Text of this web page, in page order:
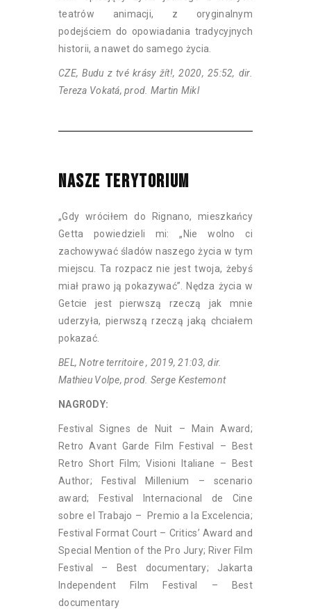
teatrów animacji, z oryginalnym
podejściem do opowiadania tradycyjnych
historii, a nawet do samego życia.
CZE, Budu z tvé krásy žít!, 2020, 25:52, dir.
Tereza Vokatá, prod. Martin Mikl
NASZE TERYTORIUM
„Gdy wróciłem do Rignano, mieszkańcy
Getta powiedzieli mi: „Nie wolno ci
zachowywać śladów naszego życia w tym
miejscu. Ta rozpacz nie jest twoja, żebyś
miał prawo ją pokazywać”. Nędza życia w
Getcie jest pierwszą rzeczą jak mnie
uderzyła, pierwszą rzeczą jaką chciałem
pokazać.
BEL, Notre territoire , 2019, 21:03, dir.
Mathieu Volpe, prod. Serge Kestemont
NAGRODY:
Festival Signes de Nuit – Main Award;
Retro Avant Garde Film Festival – Best
Retro Short Film; Visioni Italiane – Best
Author; Festival Millenium – scenario
award; Festival Internacional de Cine
sobre el Trabajo – Premio a la Excelencia;
Festival Format Court – Critics’ Award and
Special Mention of the Pro Jury; River Film
Festival – Best documentary; Jakarta
Independent Film Festival – Best
documentary